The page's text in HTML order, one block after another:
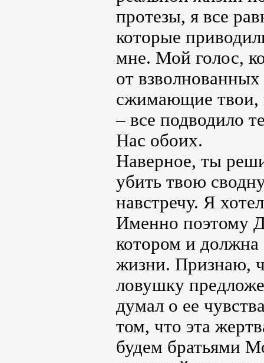
протезы, я все
которые
мне. Мой голос,
от
сжимающие твои,
– все подводило
Нас обоих.
Наверное, ты
убить твою
навстречу. Я
Именно поэтому
котором и
жизни. Признаю,
ловушку
думал о ее
том, что эта
будем братьями